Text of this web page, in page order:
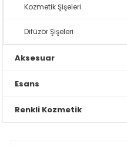
Kozmetik Şişeleri
Difüzör Şişeleri
Aksesuar
Esans
Renkli Kozmetik